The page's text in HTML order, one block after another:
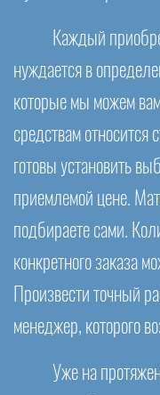
Каждый
нуждается в
которые мы можем
средствам относится
готовы установить
приемлемой цене.
подбираете сами.
конкретного заказа
Произвести точный
менеджер, которого
Уже на